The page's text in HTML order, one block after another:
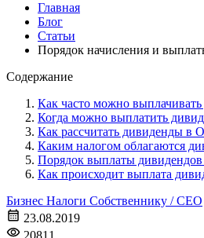
Главная
Блог
Статьи
Порядок начисления и
Содержание
Как часто можно
Когда можно выплатить
Как рассчитать дивиденды в
Каким налогом облагаются
Порядок выплаты
Как происходит выплата
Бизнес Налоги Собственнику / CEO
23.08.2019
20811